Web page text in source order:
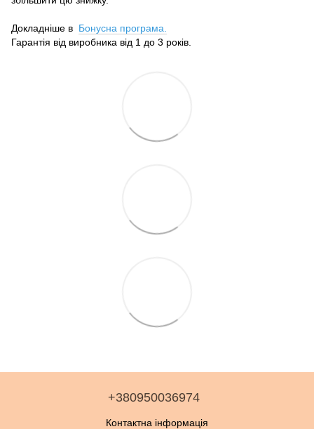
Докладніше в Бонусна програма.
Гарантія від виробника від 1 до 3 років.
+380950036974
Контактна інформація